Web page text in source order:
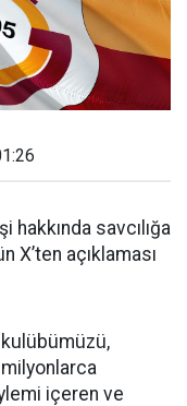
hakkında savcılığa
açıklaması
içeren ve